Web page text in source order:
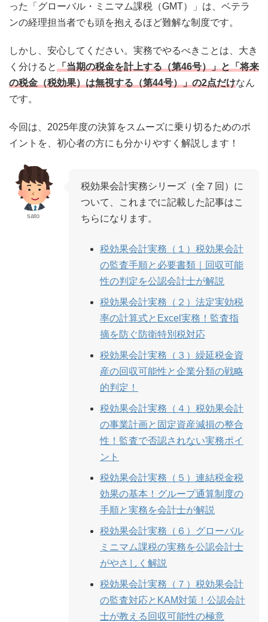
った「グローバル・ミニマム課税（GMT）」は、ベテラ
ンの経理担当者でも頭を抱えるほど難解な制度です。
しかし、安心してください。実務でやるべきことは、大き
く分けると「当期の税金を計上する（第46号）」と「将来
の税金（税効果）は無視する（第44号）」の2点だけなん
です。
今回は、2025年度の決算をスムーズに乗り切るためのポ
イントを、初心者の方にも分かりやすく解説します！
sato
税効果会計実務シリーズ（全７回）に
ついて、これまでに記載した記事はこ
ちらになります。
税効果会計実務（１）税効果会計
の監査手順と必要書類｜回収可能
性の判定を公認会計士が解説
税効果会計実務（２）法定実効税
率の計算式とExcel実務！監査指
摘を防ぐ防衛特別税対応
税効果会計実務（３）繰延税金資
産の回収可能性と企業分類の戦略
的判定！
税効果会計実務（４）税効果会計
の事業計画と固定資産減損の整合
性！監査で否認されない実務ポイ
ント
税効果会計実務（５）連結税金税
効果の基本！グループ通算制度の
手順と実務を会計士が解説
税効果会計実務（６）グローバル
ミニマム課税の実務を公認会計士
がやさしく解説
税効果会計実務（７）税効果会計
の監査対応とKAM対策！公認会計
士が教える回収可能性の極意